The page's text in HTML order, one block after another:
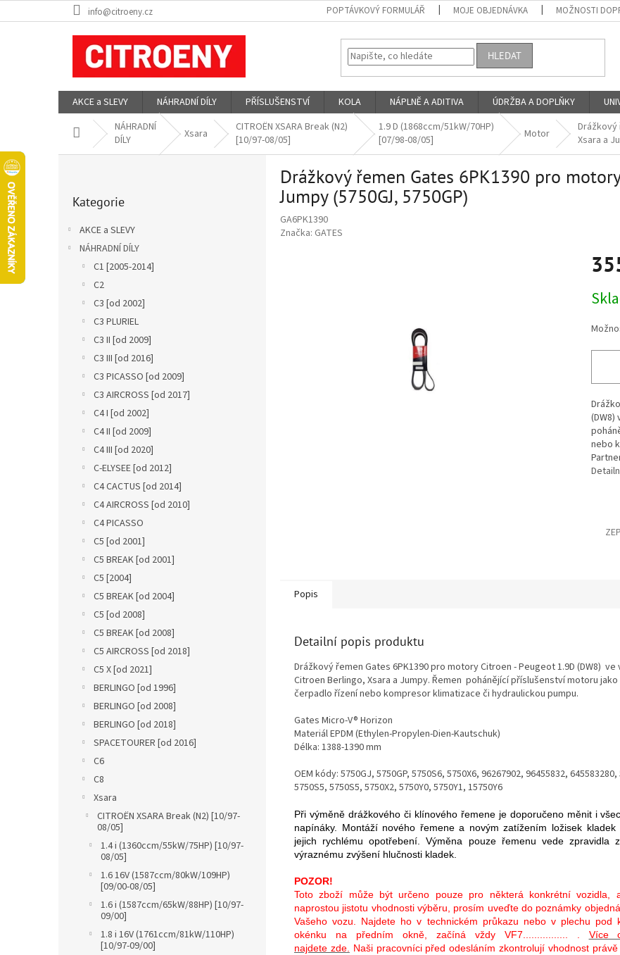
na
info@citroeny.cz POPTÁVKOVÝ FORMULÁŘ MOJE OBJEDNÁVKA MOŽNOSTI
HLEDAT
AKCE a SLEVY NÁHRADNÍ DÍLY PŘÍSLUŠENSTVÍ KOLA NÁPLNĚ A ADITIVA ÚDRŽBA A DOPLŇKY
Domů NÁHRADNÍ
DÍLY
Xsara
CITROËN XSARA Break (N2)
[10/97-08/05]
1.9 D (1868ccm/51kW/70HP)
[07/98-08/05]
Motor
Drážkový
Xsara a
kategorie
Kategorie
AKCE a SLEVY
NÁHRADNÍ DÍLY
C1 [2005-2014]
C2
C3 [od 2002]
C3 PLURIEL
C3 II [od 2009]
C3 III [od 2016]
C3 PICASSO [od 2009]
C3 AIRCROSS [od 2017]
C4 I [od 2002]
C4 II [od 2009]
C4 III [od 2020]
C-ELYSEE [od 2012]
C4 CACTUS [od 2014]
C4 AIRCROSS [od 2010]
C4 PICASSO
C5 [od 2001]
C5 BREAK [od 2001]
C5 [2004]
C5 BREAK [od 2004]
C5 [od 2008]
C5 BREAK [od 2008]
C5 AIRCROSS [od 2018]
C5 X [od 2021]
BERLINGO [od 1996]
BERLINGO [od 2008]
BERLINGO [od 2018]
SPACETOURER [od 2016]
C6
C8
Xsara
CITROËN XSARA Break (N2) [10/97-
08/05]
1.4 i (1360ccm/55kW/75HP) [10/97-
08/05]
1.6 16V (1587ccm/80kW/109HP)
[09/00-08/05]
1.6 i (1587ccm/65kW/88HP) [10/97-
09/00]
1.8 i 16V (1761ccm/81kW/110HP)
[10/97-09/00]
Drážkový řemen Gates 6PK1390 pro
Jumpy (5750GJ, 5750GP)
GA6PK1390
Značka: GATES
cena:
nebo
Popis
Detailní popis produktu
Drážkový řemen Gates 6PK1390 pro motory Citroen - Peugeot 1.9D (DW8) ve
Citroen Berlingo, Xsara a Jumpy. Řemen pohánějící příslušenství motoru
čerpadlo řízení nebo kompresor klimatizace či hydraulickou pumpu.
Gates Micro-V® Horizon
MateriálEPDM (Ethylen-Propylen-Dien-Kautschuk)
Délka: 1388-1390 mm
OEM kódy: 5750GJ, 5750GP, 5750S6, 5750X6, 96267902, 96455832, 645583280,
5750S5, 5750S5, 5750X2, 5750Y0, 5750Y1, 15750Y6
Při výměně drážkového či klínového řemene je doporučeno měnit i
napínáky. Montáží nového řemene a novým zatížením ložisek
jejich rychlému opotřebení. Výměna pouze řemenu vede zpravidla
výraznému zvýšení hlučnosti kladek.
POZOR!
Toto zboží může být určeno pouze pro některá konkrétní vozidla,
naprostou jistotu vhodnosti výběru, prosím uveďte do poznámky
Vašeho vozu. Najdete ho v technickém průkazu nebo v plechu pod
okénku na předním okně, začíná vždy VF7................ . Více
najdete zde.
Naši pracovníci před odesláním zkontrolují vhodnost právě